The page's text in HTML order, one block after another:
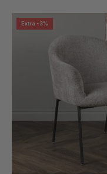
Extra -3%